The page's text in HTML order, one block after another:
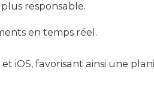
responsable.
en temps réel.
iOS, favorisant ainsi une